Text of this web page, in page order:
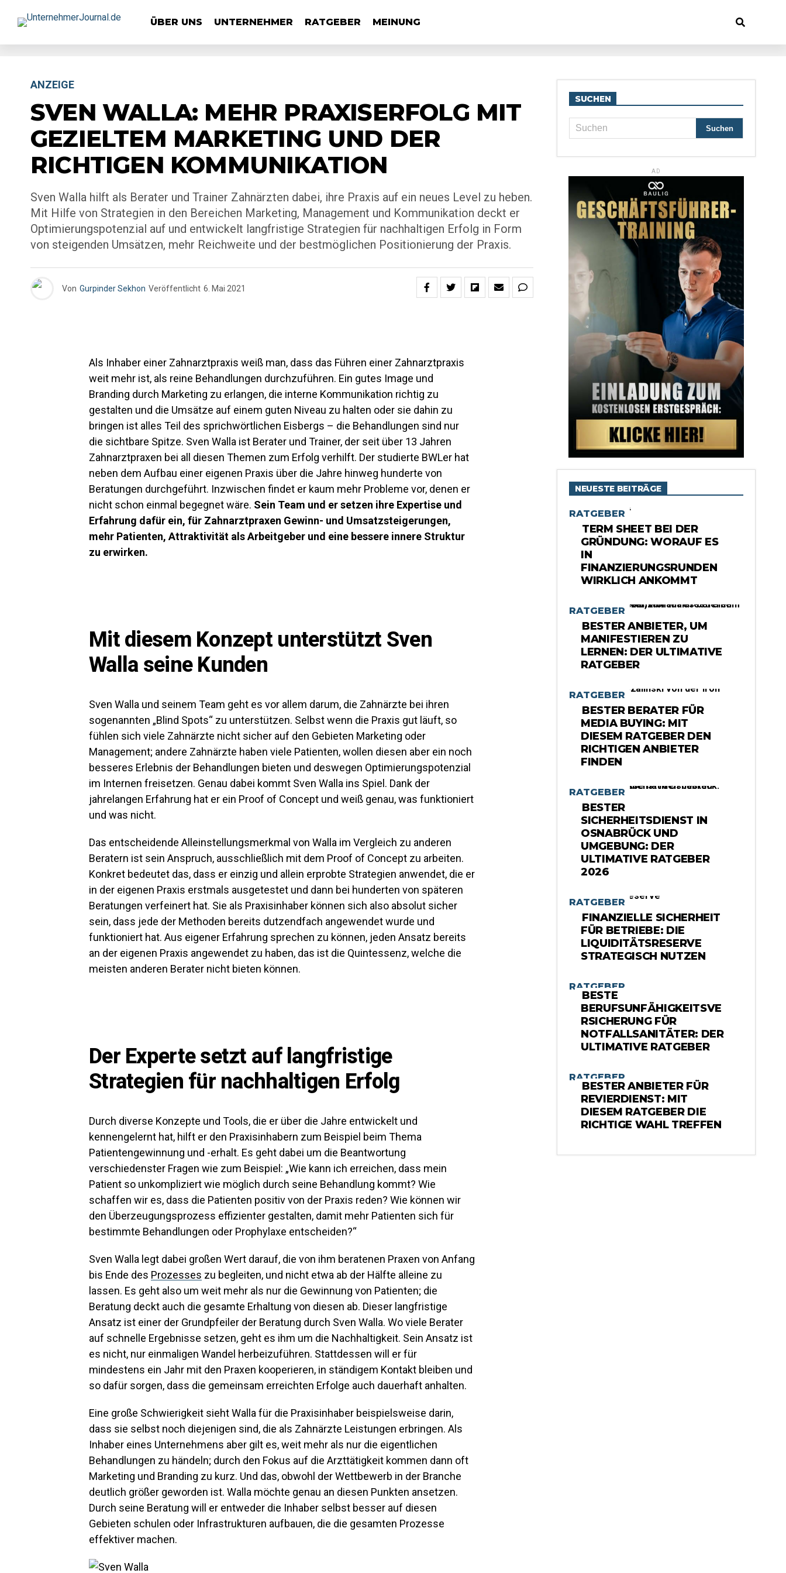
ÜBER UNS UNTERNEHMER RATGEBER MEINUNG
ANZEIGE
SVEN WALLA: MEHR PRAXISERFOLG MIT
GEZIELTEM MARKETING UND DER
RICHTIGEN KOMMUNIKATION
Sven Walla hilft als Berater und Trainer Zahnärzten dabei, ihre Praxis auf ein neues Level zu heben.
Mit Hilfe von Strategien in den Bereichen Marketing, Management und Kommunikation deckt er
Optimierungspotenzial auf und entwickelt langfristige Strategien für nachhaltigen Erfolg in Form
von steigenden Umsätzen, mehr Reichweite und der bestmöglichen Positionierung der Praxis.
Von Gurpinder Sekhon Veröffentlicht 6. Mai 2021
Als Inhaber einer Zahnarztpraxis weiß man, dass das Führen einer Zahnarztpraxis
weit mehr ist, als reine Behandlungen durchzuführen. Ein gutes Image und
Branding durch Marketing zu erlangen, die interne Kommunikation richtig zu
gestalten und die Umsätze auf einem guten Niveau zu halten oder sie dahin zu
bringen ist alles Teil des sprichwörtlichen Eisbergs – die Behandlungen sind nur
die sichtbare Spitze. Sven Walla ist Berater und Trainer, der seit über 13 Jahren
Zahnarztpraxen bei all diesen Themen zum Erfolg verhilft. Der studierte BWLer hat
neben dem Aufbau einer eigenen Praxis über die Jahre hinweg hunderte von
Beratungen durchgeführt. Inzwischen findet er kaum mehr Probleme vor, denen er
nicht schon einmal begegnet wäre. Sein Team und er setzen ihre Expertise und
Erfahrung dafür ein, für Zahnarztpraxen Gewinn- und Umsatzsteigerungen,
mehr Patienten, Attraktivität als Arbeitgeber und eine bessere innere Struktur
zu erwirken.
Mit diesem Konzept unterstützt Sven
Walla seine Kunden
Sven Walla und seinem Team geht es vor allem darum, die Zahnärzte bei ihren
sogenannten „Blind Spots“ zu unterstützen. Selbst wenn die Praxis gut läuft, so
fühlen sich viele Zahnärzte nicht sicher auf den Gebieten Marketing oder
Management; andere Zahnärzte haben viele Patienten, wollen diesen aber ein noch
besseres Erlebnis der Behandlungen bieten und deswegen Optimierungspotenzial
im Internen freisetzen. Genau dabei kommt Sven Walla ins Spiel. Dank der
jahrelangen Erfahrung hat er ein Proof of Concept und weiß genau, was funktioniert
und was nicht.
Das entscheidende Alleinstellungsmerkmal von Walla im Vergleich zu anderen
Beratern ist sein Anspruch, ausschließlich mit dem Proof of Concept zu arbeiten.
Konkret bedeutet das, dass er einzig und allein erprobte Strategien anwendet, die er
in der eigenen Praxis erstmals ausgetestet und dann bei hunderten von späteren
Beratungen verfeinert hat. Sie als Praxisinhaber können sich also absolut sicher
sein, dass jede der Methoden bereits dutzendfach angewendet wurde und
funktioniert hat. Aus eigener Erfahrung sprechen zu können, jeden Ansatz bereits
an der eigenen Praxis angewendet zu haben, das ist die Quintessenz, welche die
meisten anderen Berater nicht bieten können.
Der Experte setzt auf langfristige
Strategien für nachhaltigen Erfolg
Durch diverse Konzepte und Tools, die er über die Jahre entwickelt und
kennengelernt hat, hilft er den Praxisinhabern zum Beispiel beim Thema
Patientengewinnung und -erhalt. Es geht dabei um die Beantwortung
verschiedenster Fragen wie zum Beispiel: „Wie kann ich erreichen, dass mein
Patient so unkompliziert wie möglich durch seine Behandlung kommt? Wie
schaffen wir es, dass die Patienten positiv von der Praxis reden? Wie können wir
den Überzeugungsprozess effizienter gestalten, damit mehr Patienten sich für
bestimmte Behandlungen oder Prophylaxe entscheiden?“
Sven Walla legt dabei großen Wert darauf, die von ihm beratenen Praxen von Anfang
bis Ende des Prozesses zu begleiten, und nicht etwa ab der Hälfte alleine zu
lassen. Es geht also um weit mehr als nur die Gewinnung von Patienten; die
Beratung deckt auch die gesamte Erhaltung von diesen ab. Dieser langfristige
Ansatz ist einer der Grundpfeiler der Beratung durch Sven Walla. Wo viele Berater
auf schnelle Ergebnisse setzen, geht es ihm um die Nachhaltigkeit. Sein Ansatz ist
es nicht, nur einmaligen Wandel herbeizuführen. Stattdessen will er für
mindestens ein Jahr mit den Praxen kooperieren, in ständigem Kontakt bleiben und
so dafür sorgen, dass die gemeinsam erreichten Erfolge auch dauerhaft anhalten.
Eine große Schwierigkeit sieht Walla für die Praxisinhaber beispielsweise darin,
dass sie selbst noch diejenigen sind, die als Zahnärzte Leistungen erbringen. Als
Inhaber eines Unternehmens aber gilt es, weit mehr als nur die eigentlichen
Behandlungen zu händeln; durch den Fokus auf die Arzttätigkeit kommen dann oft
Marketing und Branding zu kurz. Und das, obwohl der Wettbewerb in der Branche
deutlich größer geworden ist. Walla möchte genau an diesen Punkten ansetzen.
Durch seine Beratung will er entweder die Inhaber selbst besser auf diesen
Gebieten schulen oder Infrastrukturen aufbauen, die die gesamten Prozesse
effektiver machen.
SUCHEN
AD
NEUESTE BEITRÄGE
RATGEBER
TERM SHEET BEI DER
GRÜNDUNG: WORAUF ES
IN
FINANZIERUNGSRUNDEN
WIRKLICH ANKOMMT
RATGEBER
BESTER ANBIETER, UM
MANIFESTIEREN ZU
LERNEN: DER ULTIMATIVE
RATGEBER
RATGEBER
BESTER BERATER FÜR
MEDIA BUYING: MIT
DIESEM RATGEBER DEN
RICHTIGEN ANBIETER
FINDEN
RATGEBER
BESTER
SICHERHEITSDIENST IN
OSNABRÜCK UND
UMGEBUNG: DER
ULTIMATIVE RATGEBER
2026
RATGEBER
FINANZIELLE SICHERHEIT
FÜR BETRIEBE: DIE
LIQUIDITÄTSRESERVE
STRATEGISCH NUTZEN
RATGEBER
BESTE
BERUFSUNFÄHIGKEITSVE
RSICHERUNG FÜR
NOTFALLSANITÄTER: DER
ULTIMATIVE RATGEBER
RATGEBER
BESTER ANBIETER FÜR
REVIERDIENST: MIT
DIESEM RATGEBER DIE
RICHTIGE WAHL TREFFEN